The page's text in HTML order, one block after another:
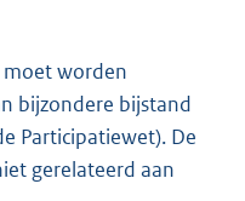
moet worden
bijzondere bijstand
Participatiewet). De
gerelateerd aan